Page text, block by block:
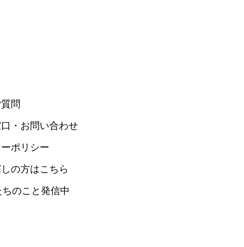
問
・お問い合わせ
ポリシー
の方はこちら
のこと発信中